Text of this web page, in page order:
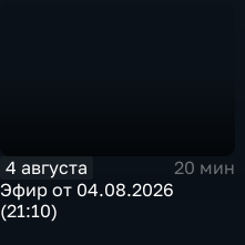
4 августа
20 мин
Эфир от 04.08.2026
(21:10)